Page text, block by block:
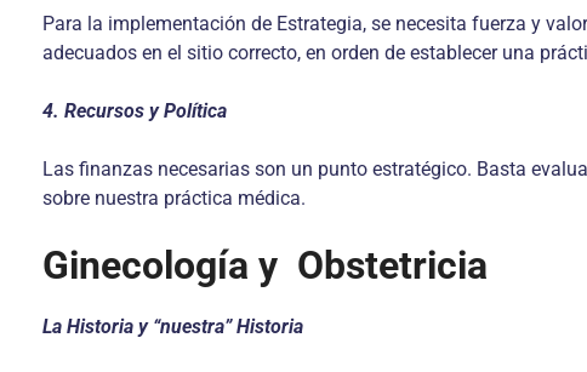
Para la implementación de Estrategia, se necesita fuerza y
adecuados en el sitio correcto, en orden de establecer una
4. Recursos y Política
Las finanzas necesarias son un punto estratégico. Basta
sobre nuestra práctica médica.
Ginecología y Obstetricia
La Historia y “nuestra” Historia